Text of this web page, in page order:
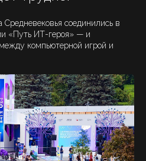
Средневековья соединились в
«Путь ИТ-героя» — и
компьютерной игрой и